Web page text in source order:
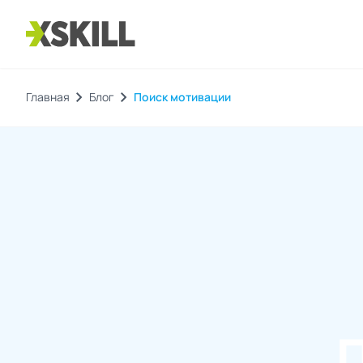
Главная chevron_right Блог chevron_right Поиск мотивации